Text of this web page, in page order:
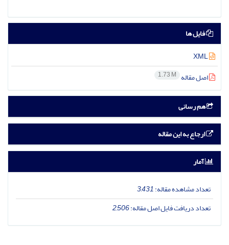
فایل ها
اصل مقاله 1.73 M
هم رسانی
ارجاع به این مقاله
آمار
تعداد مشاهده مقاله:3,431
تعداد دریافت فایل اصل مقاله:2,506